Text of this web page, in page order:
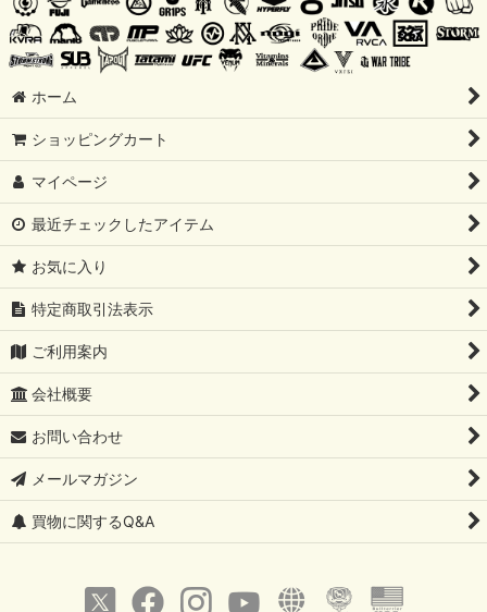
ホーム
ショッピングカート
マイページ
最近チェックしたアイテム
お気に入り
特定商取引法表示
ご利用案内
会社概要
お問い合わせ
メールマガジン
買物に関するQ&A